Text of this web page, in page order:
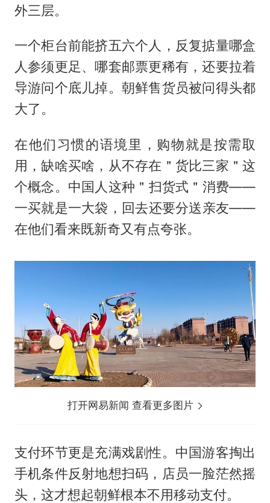
外三层。
一个柜台前能挤五六个人，反复掂量哪盒
人参须更足、哪套邮票更稀有，还要拉着
导游问个底儿掉。朝鲜售货员被问得头都
大了。
在他们习惯的语境里，购物就是按需取
用，缺啥买啥，从不存在＂货比三家＂这
个概念。中国人这种＂扫货式＂消费——
一买就是一大袋，回去还要分送亲友——
在他们看来既新奇又有点夸张。
打开网易新闻 查看更多图片
支付环节更是充满戏剧性。中国游客掏出
手机条件反射地想扫码，店员一脸茫然摇
头，这才想起朝鲜根本不用移动支付。